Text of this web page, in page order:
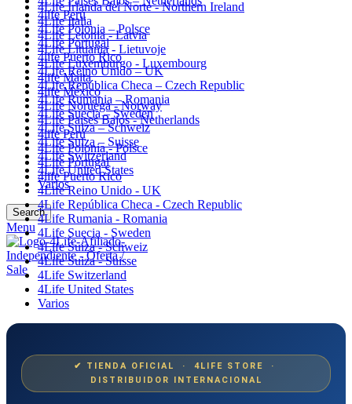
4life Perú
4Life Polonia – Polsce
4Life Portugal
4life Puerto Rico
4Life Reino Unido – UK
4Life República Checa – Czech Republic
4Life Rumania – Romania
4Life Suecia – Sweden
4Life Suiza – Schweiz
4Life Suiza – Suisse
4Life Switzerland
4Life United States
Varios
Search
Menu
4Life Irlanda del Norte - Northern Ireland
4Life Italia
4Life Letonia - Latvia
4Life Lituania - Lietuvoje
4Life Luxemburgo - Luxembourg
4life Malta
4life México
4Life Noruega - Norway
4Life Paises Bajos - Netherlands
4life Perú
4Life Polonia - Polsce
4Life Portugal
4life Puerto Rico
4Life Reino Unido - UK
4Life República Checa - Czech Republic
4Life Rumania - Romania
4Life Suecia - Sweden
4Life Suiza - Schweiz
4Life Suiza - Suisse
4Life Switzerland
4Life United States
Varios
✔ TIENDA OFICIAL · 4LIFE STORE ·
DISTRIBUIDOR INTERNACIONAL